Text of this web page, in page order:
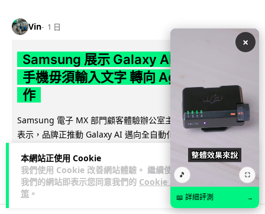
本網站正使用 Cookie
我們使用 Cookie 改善網站體驗。 繼續使用
我們的網站即表示您同意我們的 Cookie 政
策 。
Vin 1 日
Samsung 展示 Galaxy AI 新方向 未來
手機毋須輸入文字 轉向 Agent 全自動操
作
Samsung 電子 MX 部門顧客體驗辦公室主管兼副總裁 Jay Kim
表示，品牌正推動 Galaxy AI 邁向全自動化 Agent... 閱讀全
27 4 ↗ 分享
×
🎵 ⛶
📖 詳細評測 →